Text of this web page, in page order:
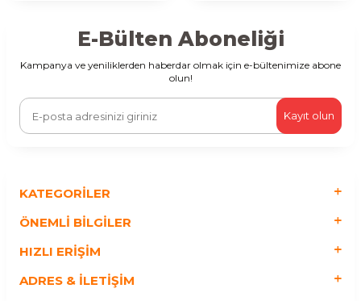
E-Bülten Aboneliği
Kampanya ve yeniliklerden haberdar olmak için e-bültenimize abone
olun!
Kayıt olun
KATEGORILER
ÖNEMLI BILGILER
HIZLI ERIŞIM
ADRES & İLETIŞIM